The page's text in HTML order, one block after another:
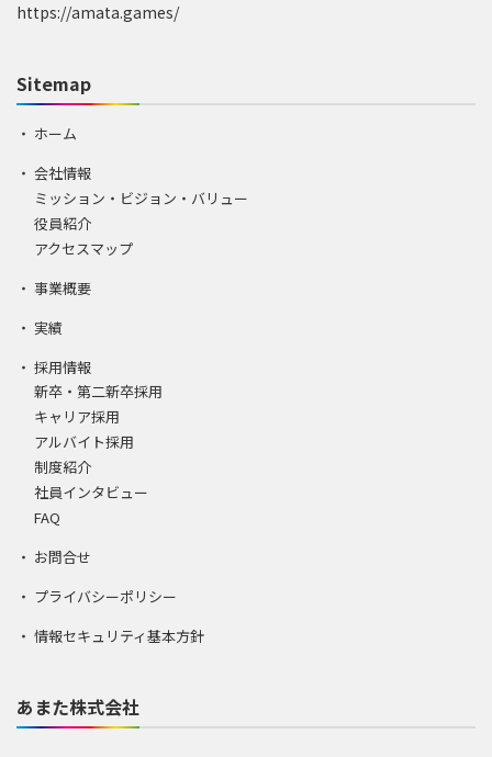
https://amata.games/
Sitemap
ホーム
会社情報
ミッション・ビジョン・バリュー
役員紹介
アクセスマップ
事業概要
実績
採用情報
新卒・第二新卒採用
キャリア採用
アルバイト採用
制度紹介
社員インタビュー
FAQ
お問合せ
プライバシーポリシー
情報セキュリティ基本方針
あまた株式会社